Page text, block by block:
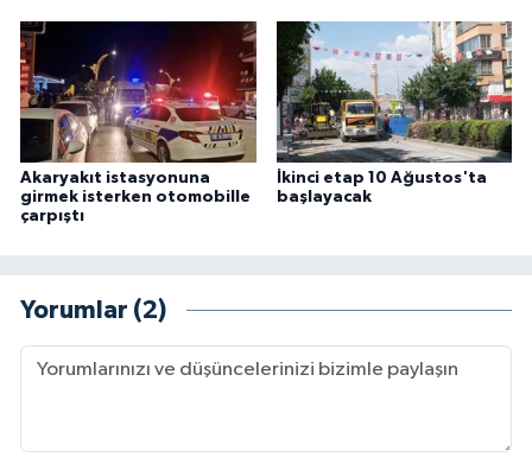
Akaryakıt istasyonuna
girmek isterken otomobille
çarpıştı
İkinci etap 10 Ağustos'ta
başlayacak
Yorumlar (2)